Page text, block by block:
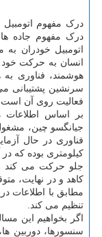
درک مفهوم
درک مفهوم جاده
اتومبیل خودران
انسان به حرکت
هوشمند، فناوری
سرنشین پشتیبانی
فعالیت روی آن است.
جیانگسو چین،
فناوری در حال
کیلومتری بوده که
جلو حرکت می کند
کاهد و در نهایت،
مطابق با اطلاعات
تنظیم می کند.
اگر بخواهیم این
سنسورها، دوربین